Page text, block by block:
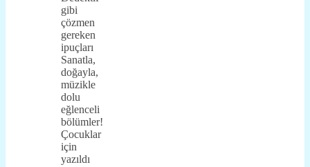
gibi
çözmen
gereken
ipuçları
Sanatla,
doğayla,
müzikle
dolu
eğlenceli
bölümler!
Çocuklar
için
yazıldı